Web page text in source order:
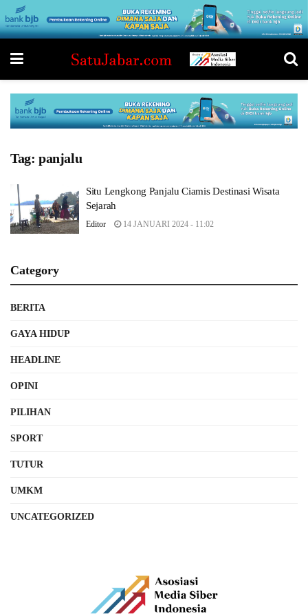
Tag: panjalu
Situ Lengkong Panjalu Ciamis Destinasi Wisata
Sejarah
Editor 14 JANUARI 2024 - 11:02
Category
BERITA
GAYA HIDUP
HEADLINE
OPINI
PILIHAN
SPORT
TUTUR
UMKM
UNCATEGORIZED